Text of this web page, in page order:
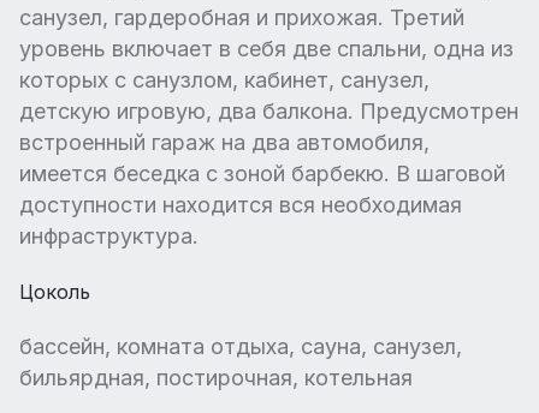
санузел, гардеробная и прихожая. Третий
уровень включает в себя две спальни, одна из
которых с санузлом, кабинет, санузел,
детскую игровую, два балкона. Предусмотрен
встроенный гараж на два автомобиля,
имеется беседка с зоной барбекю. В шаговой
доступности находится вся необходимая
инфраструктура.
Цоколь
бассейн, комната отдыха, сауна, санузел,
бильярдная, постирочная, котельная